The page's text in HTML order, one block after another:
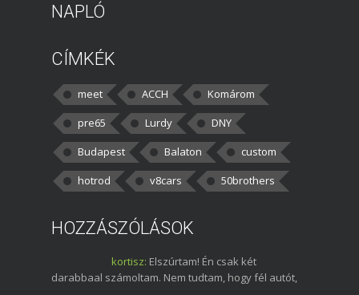
NAPLÓ
CÍMKÉK
meet ACCH
Komárom
pre65
Lurdy
DNY
Budapest
Balaton
custom
hotrod
v8cars 50brothers
HOZZÁSZÓLÁSOK
kortisz: Elszúrtam! Én csak két
darabbaal számoltam. Nem tudtam, hogy fél autót,